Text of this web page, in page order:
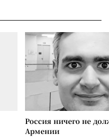
Россия ничего не
Армении